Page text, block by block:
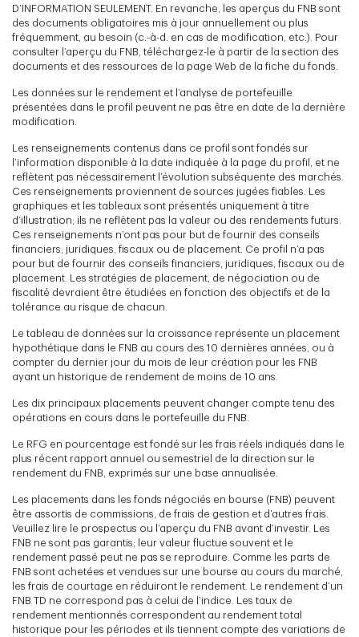
D’INFORMATION SEULEMENT. En revanche, les aperçus du FNB sont
des documents obligatoires mis à jour annuellement ou plus
fréquemment, au besoin (c.-à-d. en cas de modification, etc.). Pour
consulter l’aperçu du FNB, téléchargez-le à partir de la section des
documents et des ressources de la page Web de la fiche du fonds.
Les données sur le rendement et l’analyse de portefeuille
présentées dans le profil peuvent ne pas être en date de la dernière
modification.
Les renseignements contenus dans ce profil sont fondés sur
l’information disponible à la date indiquée à la page du profil, et ne
reflètent pas nécessairement l’évolution subséquente des marchés.
Ces renseignements proviennent de sources jugées fiables. Les
graphiques et les tableaux sont présentés uniquement à titre
d’illustration; ils ne reflètent pas la valeur ou des rendements futurs.
Ces renseignements n’ont pas pour but de fournir des conseils
financiers, juridiques, fiscaux ou de placement. Ce profil n’a pas
pour but de fournir des conseils financiers, juridiques, fiscaux ou de
placement. Les stratégies de placement, de négociation ou de
fiscalité devraient être étudiées en fonction des objectifs et de la
tolérance au risque de chacun.
Le tableau de données sur la croissance représente un placement
hypothétique dans le FNB au cours des 10 dernières années, ou à
compter du dernier jour du mois de leur création pour les FNB
ayant un historique de rendement de moins de 10 ans.
Les dix principaux placements peuvent changer compte tenu des
opérations en cours dans le portefeuille du FNB.
Le RFG en pourcentage est fondé sur les frais réels indiqués dans le
plus récent rapport annuel ou semestriel de la direction sur le
rendement du FNB, exprimés sur une base annualisée.
Les placements dans les fonds négociés en bourse (FNB) peuvent
être assortis de commissions, de frais de gestion et d’autres frais.
Veuillez lire le prospectus ou l’aperçu du FNB avant d’investir. Les
FNB ne sont pas garantis; leur valeur fluctue souvent et le
rendement passé peut ne pas se reproduire. Comme les parts de
FNB sont achetées et vendues sur une bourse au cours du marché,
les frais de courtage en réduiront le rendement. Le rendement d’un
FNB TD ne correspond pas à celui de l’indice. Les taux de
rendement mentionnés correspondent au rendement total
historique pour les périodes et ils tiennent compte des variations de